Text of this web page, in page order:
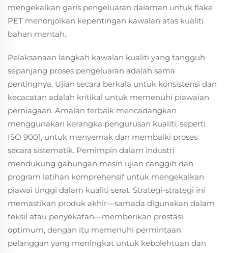
mengekalkan garis pengeluaran dalaman untuk flake
PET menonjolkan kepentingan kawalan atas kualiti
bahan mentah.
Pelaksanaan langkah kawalan kualiti yang tangguh
sepanjang proses pengeluaran adalah sama
pentingnya. Ujian secara berkala untuk konsistensi dan
kecacatan adalah kritikal untuk memenuhi piawaian
perniagaan. Amalan terbaik mencadangkan
menggunakan kerangka pengurusan kualiti, seperti
ISO 9001, untuk menyemak dan membaiki proses
secara sistematik. Pemimpin dalam industri
mendukung gabungan mesin ujian canggih dan
program latihan komprehensif untuk mengekalkan
piawai tinggi dalam kualiti serat. Strategi-strategi ini
memastikan produk akhir—samada digunakan dalam
teksil atau penyekatan—memberikan prestasi
optimum, dengan itu memenuhi permintaan
pelanggan yang meningkat untuk kebolehtuan dan